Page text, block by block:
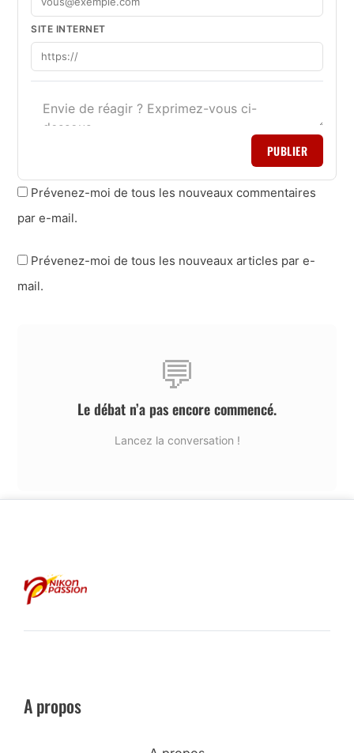
SITE INTERNET
PUBLIER
Prévenez-moi de tous les nouveaux commentaires
par e-mail.
Prévenez-moi de tous les nouveaux articles par e-
mail.
💬
Le débat n’a pas encore commencé.
Lancez la conversation !
A propos